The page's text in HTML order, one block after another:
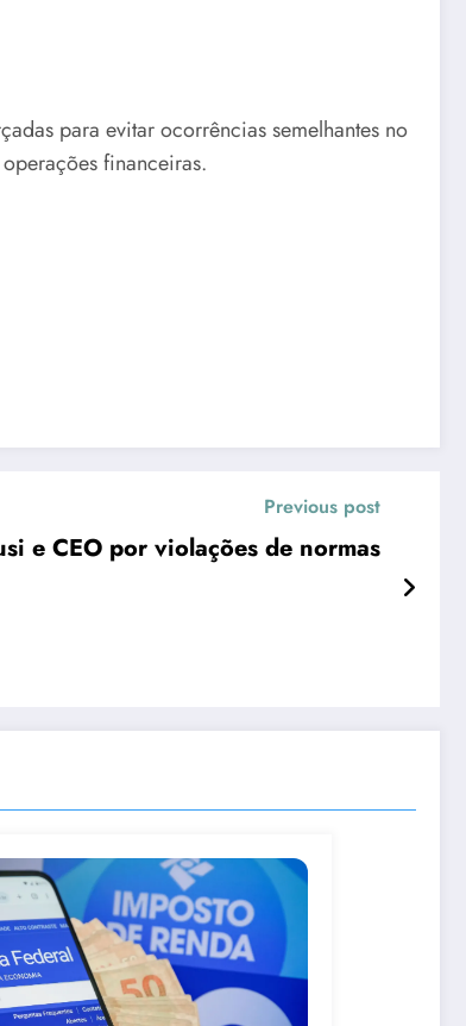
para evitar ocorrências semelhantes no
financeiras.
Previous post
e CEO por violações de normas